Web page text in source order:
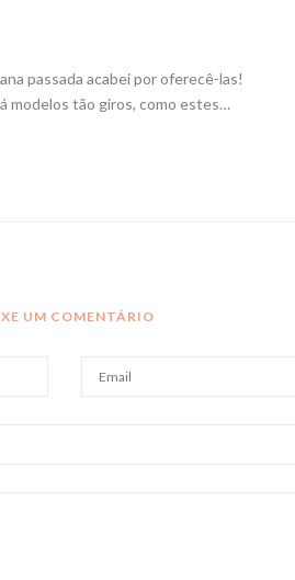
passada acabei por oferecê-las!
modelos tão giros, como estes…
UM COMENTÁRIO